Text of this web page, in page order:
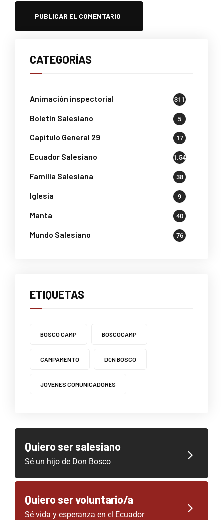
CATEGORÍAS
Animación inspectorial 311
Boletin Salesiano 5
Capítulo General 29 17
Ecuador Salesiano 1.541
Familia Salesiana 38
Iglesia 9
Manta 40
Mundo Salesiano 76
ETIQUETAS
BOSCO CAMP BOSCOCAMP
CAMPAMENTO DON BOSCO
JOVENES COMUNICADORES
Quiero ser salesiano
Sé un hijo de Don Bosco
Quiero ser voluntario/a
Sé vida y esperanza en el Ecuador